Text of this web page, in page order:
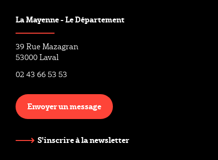
La Mayenne - Le Département
39 Rue Mazagran
53000 Laval
02 43 66 53 53
Envoyer un message
S'inscrire à la newsletter